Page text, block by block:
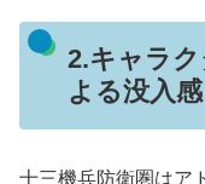
2.キャラ
よる没入感
十三機兵防衛圏はア